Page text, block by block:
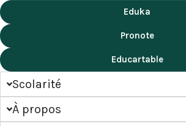
Eduka
Pronote
Educartable
Scolarité
À propos